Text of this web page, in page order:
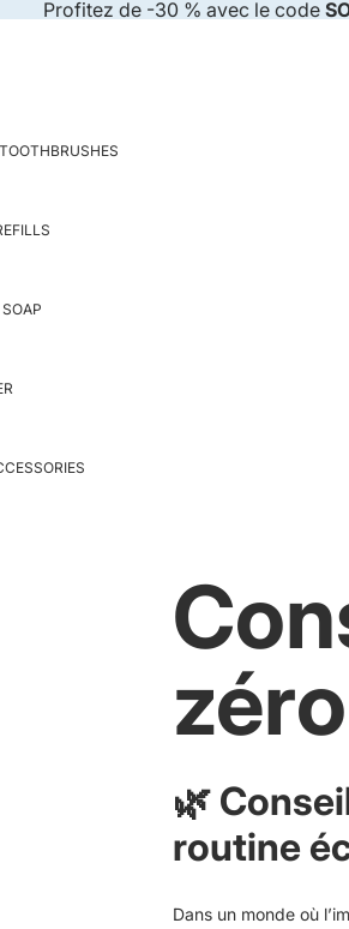
Profitez de -30 % avec le code
🌿
routine
Dans un monde où